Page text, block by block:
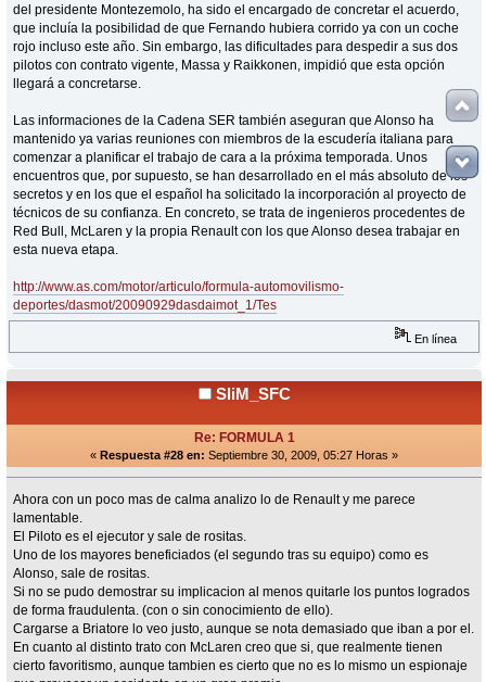
del presidente Montezemolo, ha sido el encargado de concretar el acuerdo,
que incluía la posibilidad de que Fernando hubiera corrido ya con un coche
rojo incluso este año. Sin embargo, las dificultades para despedir a sus dos
pilotos con contrato vigente, Massa y Raikkonen, impidió que esta opción
llegará a concretarse.
Las informaciones de la Cadena SER también aseguran que Alonso ha
mantenido ya varias reuniones con miembros de la escudería italiana para
comenzar a planificar el trabajo de cara a la próxima temporada. Unos
encuentros que, por supuesto, se han desarrollado en el más absoluto de los
secretos y en los que el español ha solicitado la incorporación al proyecto de
técnicos de su confianza. En concreto, se trata de ingenieros procedentes de
Red Bull, McLaren y la propia Renault con los que Alonso desea trabajar en
esta nueva etapa.
http://www.as.com/motor/articulo/formula-automovilismo-
deportes/dasmot/20090929dasdaimot_1/Tes
En línea
SliM_SFC
Re: FORMULA 1
« Respuesta #28 en: Septiembre 30, 2009, 05:27 Horas »
Ahora con un poco mas de calma analizo lo de Renault y me parece
lamentable.
El Piloto es el ejecutor y sale de rositas.
Uno de los mayores beneficiados (el segundo tras su equipo) como es
Alonso, sale de rositas.
Si no se pudo demostrar su implicacion al menos quitarle los puntos logrados
de forma fraudulenta. (con o sin conocimiento de ello).
Cargarse a Briatore lo veo justo, aunque se nota demasiado que iban a por el.
En cuanto al distinto trato con McLaren creo que si, que realmente tienen
cierto favoritismo, aunque tambien es cierto que no es lo mismo un espionaje